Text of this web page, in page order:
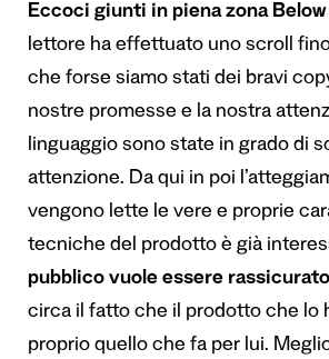
Eccoci giunti in piena zona
lettore ha effettuato uno scroll
che forse siamo stati dei bravi
nostre promesse e la nostra
linguaggio sono state in grado di
attenzione. Da qui in poi
vengono lette le vere e proprie
tecniche del prodotto è già
pubblico vuole essere
circa il fatto che il prodotto che lo
proprio quello che fa per lui.